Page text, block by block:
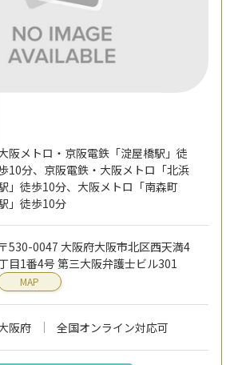
阪メトロ・京阪電鉄「淀屋橋駅」徒
10分、京阪電鉄・大阪メトロ「北浜
」徒歩10分、大阪メトロ「南森町
」徒歩10分
〒530-0047 大阪府大阪市北区西天満4
目1番4号 第三大阪弁護士ビル301
MAP
阪府 全国オンライン対応可